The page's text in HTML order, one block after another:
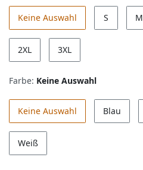
Keine Auswahl S M
2XL 3XL
Farbe: Keine Auswahl
Keine Auswahl Blau
Weiß